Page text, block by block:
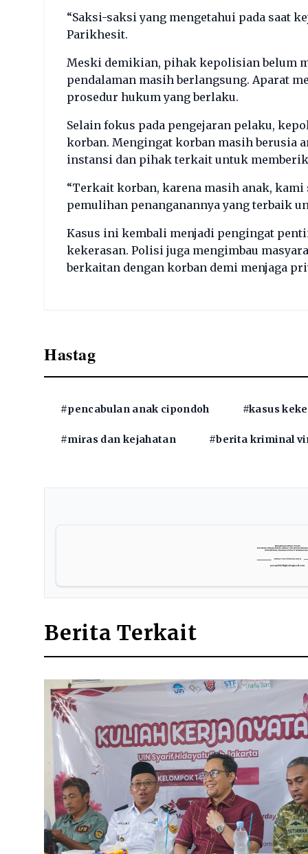
“Saksi-saksi yang mengetahui pada saat
Parikhesit.
Meski demikian, pihak kepolisian belum
pendalaman masih berlangsung. Aparat
prosedur hukum yang berlaku.
Selain fokus pada pengejaran pelaku,
korban. Mengingat korban masih berusia
instansi dan pihak terkait untuk
“Terkait korban, karena masih anak,
pemulihan penanganannya yang terbaik
Kasus ini kembali menjadi pengingat
kekerasan. Polisi juga mengimbau
berkaitan dengan korban demi menjaga
Hastag
#pencabulan anak cipondoh #kasus
#miras dan kejahatan #berita kriminal
Berita Terkait